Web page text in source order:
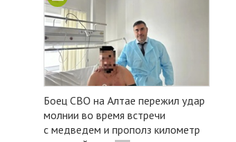
Боец СВО на Алтае пережил удар
молнии во время встречи
с медведем и прополз километр